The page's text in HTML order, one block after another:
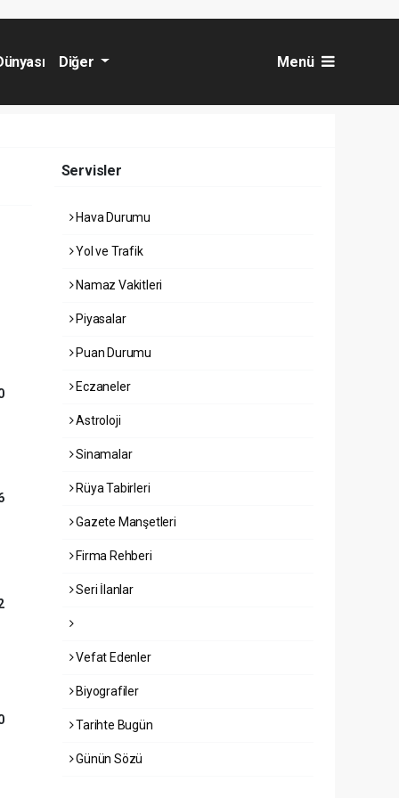
Diğer Menü
Servisler
Hava Durumu
Yol ve Trafik
Namaz Vakitleri
Piyasalar
Puan Durumu
Eczaneler
Astroloji
Sinamalar
Rüya Tabirleri
Gazete Manşetleri
Firma Rehberi
Seri İlanlar
Vefat Edenler
Biyografiler
Tarihte Bugün
Günün Sözü